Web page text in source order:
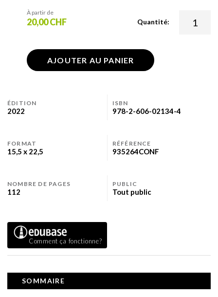
Quantité:
À partir de
20,00 CHF
AJOUTER AU PANIER
ÉDITION
2022
ISBN
978-2-606-02134-4
FORMAT
15,5 x 22,5
RÉFÉRENCE
935264CONF
NOMBRE DE PAGES
112
PUBLIC
Tout public
Comment ça fonctionne?
SOMMAIRE